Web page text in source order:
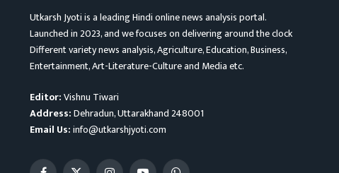
Utkarsh Jyoti is a leading Hindi online news analysis portal.
Launched in 2023, and we focuses on delivering around the clock
Different variety news analysis, Agriculture, Education, Business,
Entertainment, Art-Literature-Culture and Media etc.
Editor:Vishnu Tiwari
Address:Dehradun, Uttarakhand 248001
Email Us:info@utkarshjyoti.com